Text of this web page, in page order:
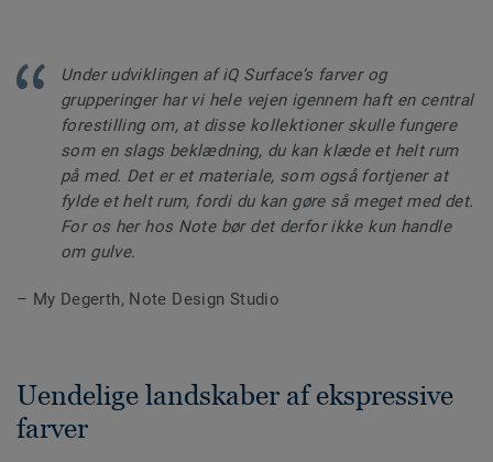
Under udviklingen af iQ Surface’s farver og
grupperinger har vi hele vejen igennem haft en central
forestilling om, at disse kollektioner skulle fungere
som en slags beklædning, du kan klæde et helt rum
på med. Det er et materiale, som også fortjener at
fylde et helt rum, fordi du kan gøre så meget med det.
For os her hos Note bør det derfor ikke kun handle
om gulve.
– My Degerth, Note Design Studio
Uendelige landskaber af ekspressive
farver